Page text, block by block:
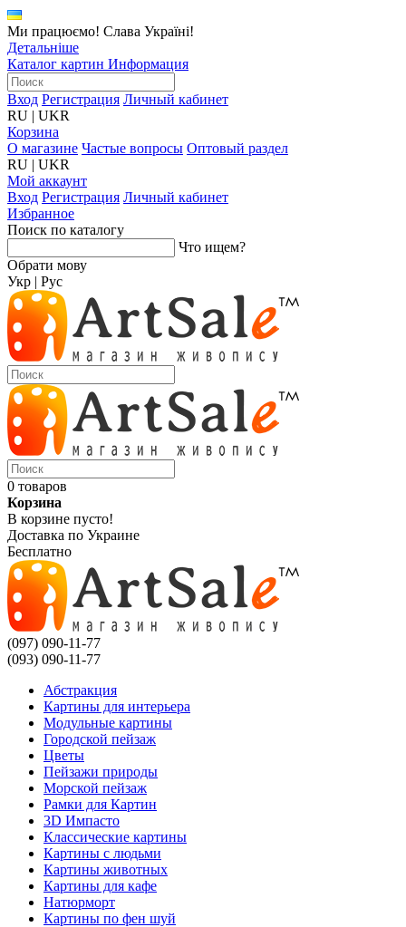
Ми працюємо! Слава Україні!
Детальніше
Каталог картин Информация
Вход Регистрация Личный кабинет
RU | UKR
Корзина
О магазине Частые вопросы Оптовый раздел
RU | UKR
Мой аккаунт
Вход Регистрация Личный кабинет
Избранное
Поиск по каталогу
Что ищем?
Обрати мову
Укр | Рус
0 товаров
Корзина
В корзине пусто!
Доставка по Украине
Бесплатно
(097) 090-11-77
(093) 090-11-77
Абстракция
Картины для интерьера
Модульные картины
Городской пейзаж
Цветы
Пейзажи природы
Морской пейзаж
Рамки для Картин
3D Импасто
Классические картины
Картины с людьми
Картины животных
Картины для кафе
Натюрморт
Картины по фен шуй